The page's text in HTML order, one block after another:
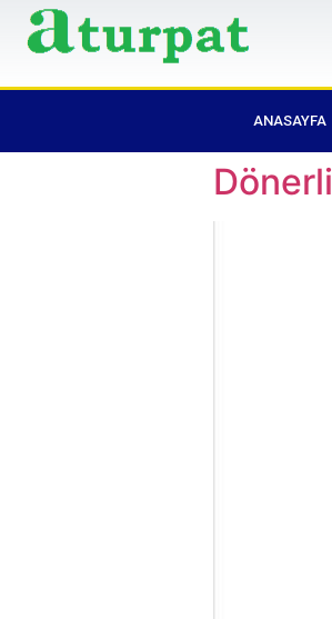
ANASAYFA